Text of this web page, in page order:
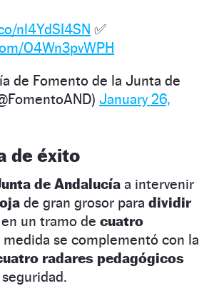
nl4YdSI4SN ✅
O4Wn3pvWPH
de Fomento de la Junta de
January 26,
de éxito
de Andalucía a intervenir
de gran grosor para dividir
en un tramo de cuatro
medida se complementó con la
radares pedagógicos